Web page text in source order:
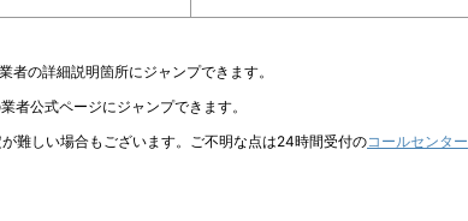
の詳細説明箇所にジャンプできます。
公式ページにジャンプできます。
難しい場合もございます。ご不明な点は24時間受付のコールセンター